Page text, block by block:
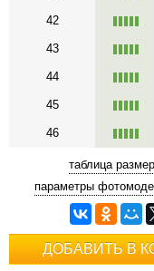
42
43
44
45
46
таблица
параметры
ДОБАВИТЬ В